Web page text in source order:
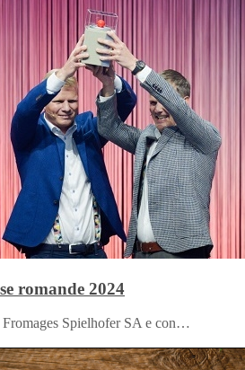
romande 2024
Spielhofer SA e con…